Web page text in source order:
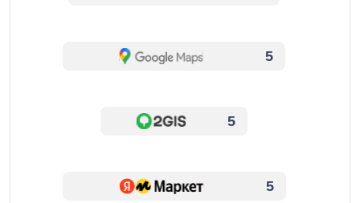
5
5
5